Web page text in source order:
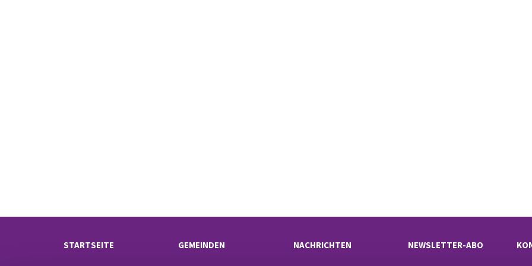
STARTSEITE GEMEINDEN NACHRICHTEN NEWSLETTER-ABO